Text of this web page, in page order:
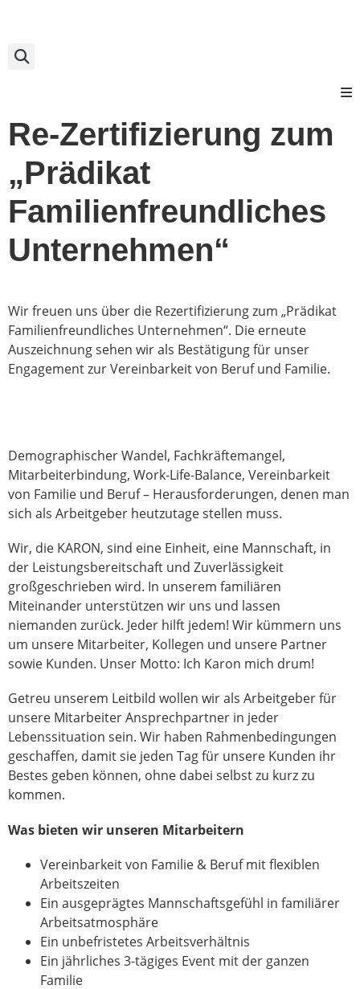
Re-Zertifizierung zum
„Prädikat
Familienfreundliches
Unternehmen“
Wir freuen uns über die Rezertifizierung zum „Prädikat
Familienfreundliches Unternehmen“. Die erneute
Auszeichnung sehen wir als Bestätigung für unser
Engagement zur Vereinbarkeit von Beruf und Familie.
Demographischer Wandel, Fachkräftemangel,
Mitarbeiterbindung, Work-Life-Balance, Vereinbarkeit
von Familie und Beruf – Herausforderungen, denen man
sich als Arbeitgeber heutzutage stellen muss.
Wir, die KARON, sind eine Einheit, eine Mannschaft, in
der Leistungsbereitschaft und Zuverlässigkeit
großgeschrieben wird. In unserem familiären
Miteinander unterstützen wir uns und lassen
niemanden zurück. Jeder hilft jedem! Wir kümmern uns
um unsere Mitarbeiter, Kollegen und unsere Partner
sowie Kunden. Unser Motto: Ich Karon mich drum!
Getreu unserem Leitbild wollen wir als Arbeitgeber für
unsere Mitarbeiter Ansprechpartner in jeder
Lebenssituation sein. Wir haben Rahmenbedingungen
geschaffen, damit sie jeden Tag für unsere Kunden ihr
Bestes geben können, ohne dabei selbst zu kurz zu
kommen.
Was bieten wir unseren Mitarbeitern
Vereinbarkeit von Familie & Beruf mit flexiblen
Arbeitszeiten
Ein ausgeprägtes Mannschaftsgefühl in familiärer
Arbeitsatmosphäre
Ein unbefristetes Arbeitsverhältnis
Ein jährliches 3-tägiges Event mit der ganzen
Familie